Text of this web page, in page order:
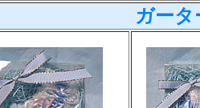
ガー